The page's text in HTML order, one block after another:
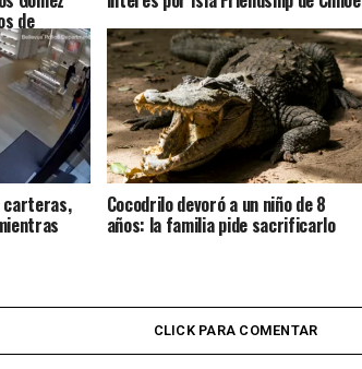
de
carteras, Cocodrilo devoró a un niño de 8
años: la familia pide sacrificarlo
CLICK PARA COMENTAR